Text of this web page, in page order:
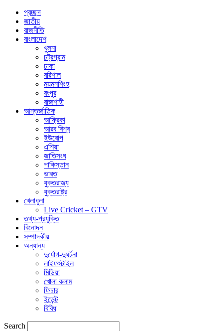
প্রচ্ছদ
জাতীয়
রাজনীতি
বাংলাদেশ
খুলনা
চট্রগ্রাম
ঢাকা
বরিশাল
ময়মনশিংহ
রংপুর
রাজশাহী
আন্তর্জাতিক
আফ্রিকা
আরব বিশ্ব
ইউরোপ
এশিয়া
জাতিসংঘ
পাকিস্তান
ভারত
যুক্তরাজ্য
যুক্তরাষ্ট্র
খেলাধুলা
Live Cricket – GTV
তথ্য-প্রযুক্তি
বিনোদন
সম্পাদকীয়
অন্যান্য
দুর্যোগ-দুঘর্টনা
লাইফস্টাইল
মিডিয়া
খোলা কলাম
ফিচার
ইভেন্ট
বিবিধ
Search